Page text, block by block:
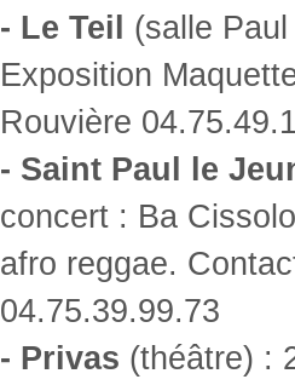
- Le Teil (salle
Exposition
Rouvière
- Saint Paul le
concert : Ba
afro reggae.
04.75.39.99.73
- Privas (théâtre) :